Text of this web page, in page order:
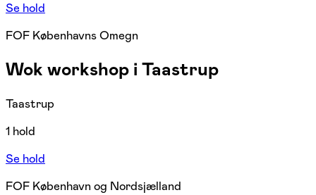
Se hold
FOF Københavns Omegn
Wok workshop i Taastrup
Taastrup
1 hold
Se hold
FOF København og Nordsjælland